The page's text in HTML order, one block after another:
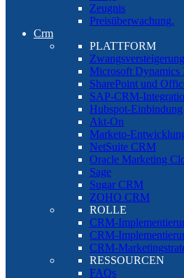
Zeugnis
Preisüberwachung.
Crm
PLATTFORM
Zwangsversteigerung
Microsoft Dynamics
SharePoint und
SAP-CRM-
Hubspot-Einbindung
Akt-On
Marketo-
NetSuite CRM
Oracle Marketing
Sage
Sugar CRM
ZOHO CRM
ROLLE
CRM-
CRM-
CRM-
RESSOURCEN
FAQs